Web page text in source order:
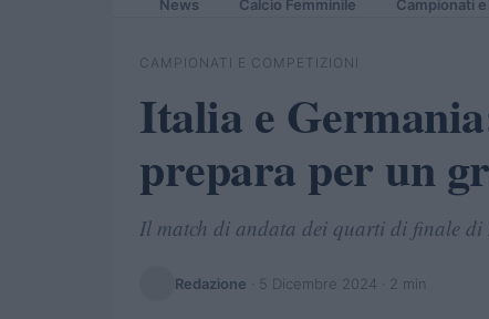
News Calcio Femminile Campionati
CAMPIONATI E COMPETIZIONI
Italia e
prepara per un
Il match di andata dei quarti di finale di
Redazione 5 Dicembre 2024 · 2 min